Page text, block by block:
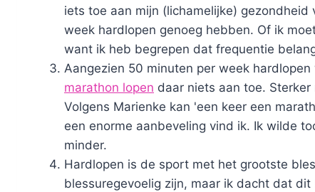
iets toe aan mijn (lichamelijke)
week hardlopen genoeg hebben. Of ik
want ik heb begrepen dat frequentie
Aangezien 50 minuten per week
marathon lopen daar niets aan toe.
Volgens Marienke kan 'een keer een
een enorme aanbeveling vind ik. Ik wilde
minder.
Hardlopen is de sport met het grootste
blessuregevoelig zijn, maar ik dacht dat